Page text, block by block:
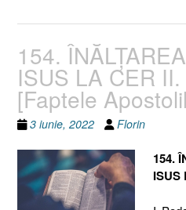
154.
ISUS LA CER
[Faptele
3 iunie, 2022 Florin
154.
ISUS